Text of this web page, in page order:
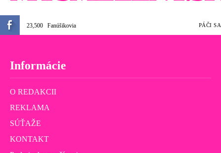
23,500 Fanúšikovia PÁČI SA
Informácie
O REDAKCII
REKLAMA
SÚŤAŽE
KONTAKT